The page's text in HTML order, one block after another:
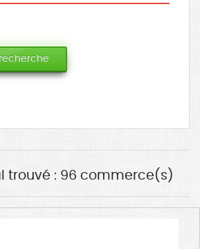
trouvé : 96 commerce(s)